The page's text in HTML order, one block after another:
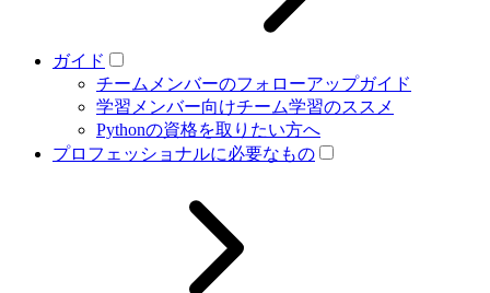
ガイド
チームメンバーのフォローアップガイド
学習メンバー向けチーム学習のススメ
Pythonの資格を取りたい方へ
プロフェッショナルに必要なもの